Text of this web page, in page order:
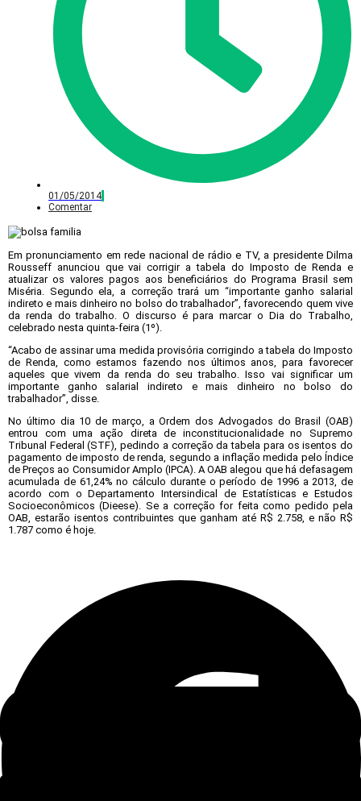
01/05/2014
Comentar
Em pronunciamento em rede nacional de rádio e TV, a presidente Dilma
Rousseff anunciou que vai corrigir a tabela do Imposto de Renda e
atualizar os valores pagos aos beneficiários do Programa Brasil sem
Miséria. Segundo ela, a correção trará um “importante ganho salarial
indireto e mais dinheiro no bolso do trabalhador”, favorecendo quem vive
da renda do trabalho. O discurso é para marcar o Dia do Trabalho,
celebrado nesta quinta-feira (1º).
“Acabo de assinar uma medida provisória corrigindo a tabela do Imposto
de Renda, como estamos fazendo nos últimos anos, para favorecer
aqueles que vivem da renda do seu trabalho. Isso vai significar um
importante ganho salarial indireto e mais dinheiro no bolso do
trabalhador”, disse.
No último dia 10 de março, a Ordem dos Advogados do Brasil (OAB)
entrou com uma ação direta de inconstitucionalidade no Supremo
Tribunal Federal (STF), pedindo a correção da tabela para os isentos do
pagamento de imposto de renda, segundo a inflação medida pelo Índice
de Preços ao Consumidor Amplo (IPCA). A OAB alegou que há defasagem
acumulada de 61,24% no cálculo durante o período de 1996 a 2013, de
acordo com o Departamento Intersindical de Estatísticas e Estudos
Socioeconômicos (Dieese). Se a correção for feita como pedido pela
OAB, estarão isentos contribuintes que ganham até R$ 2.758, e não R$
1.787 como é hoje.